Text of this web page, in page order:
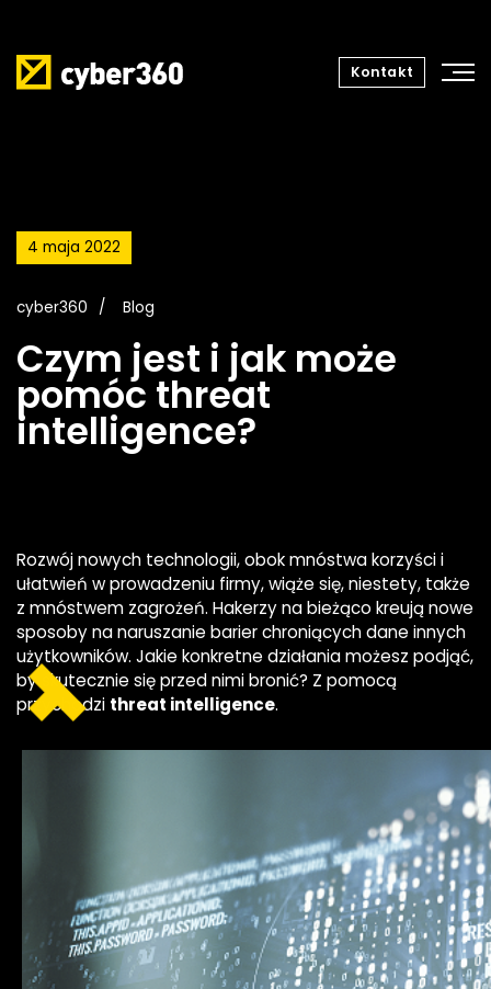
Kontakt
4 maja 2022
cyber360 Blog
Czym jest i jak może
pomóc threat
intelligence?
Rozwój nowych technologii, obok mnóstwa korzyści i
ułatwień w prowadzeniu firmy, wiąże się, niestety, także
z mnóstwem zagrożeń. Hakerzy na bieżąco kreują nowe
sposoby na naruszanie barier chroniących dane innych
użytkowników. Jakie konkretne działania możesz podjąć,
by skutecznie się przed nimi bronić? Z pomocą
przychodzi threat intelligence.